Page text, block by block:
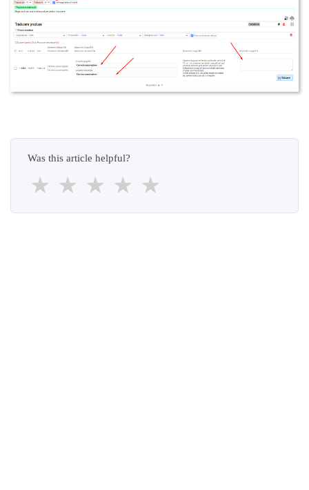
Was this article helpful?
★ ★ ★ ★ ★